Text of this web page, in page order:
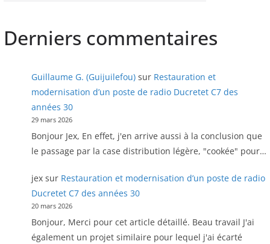
Derniers commentaires
Guillaume G. (Guijuilefou)sur Restauration et
modernisation d’un poste de radio Ducretet C7 des
années 30
29 mars 2026
Bonjour Jex, En effet, j'en arrive aussi à la conclusion que
le passage par la case distribution légère, "cookée" pour…
jexsur Restauration et modernisation d’un poste de radio
Ducretet C7 des années 30
20 mars 2026
Bonjour, Merci pour cet article détaillé. Beau travail J'ai
également un projet similaire pour lequel j'ai écarté